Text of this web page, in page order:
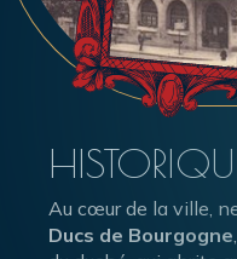
Au cœur de la ville,
Ducs de Bourgogne